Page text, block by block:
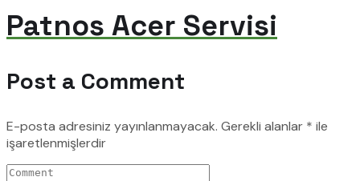
Patnos Acer Servisi
Post a Comment
E-posta adresiniz yayınlanmayacak. Gerekli alanlar * ile
işaretlenmişlerdir